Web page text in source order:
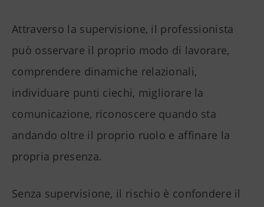
Attraverso la supervisione, il professionista
può osservare il proprio modo di lavorare,
comprendere dinamiche relazionali,
individuare punti ciechi, migliorare la
comunicazione, riconoscere quando sta
andando oltre il proprio ruolo e affinare la
propria presenza.
Senza supervisione, il rischio è confondere il